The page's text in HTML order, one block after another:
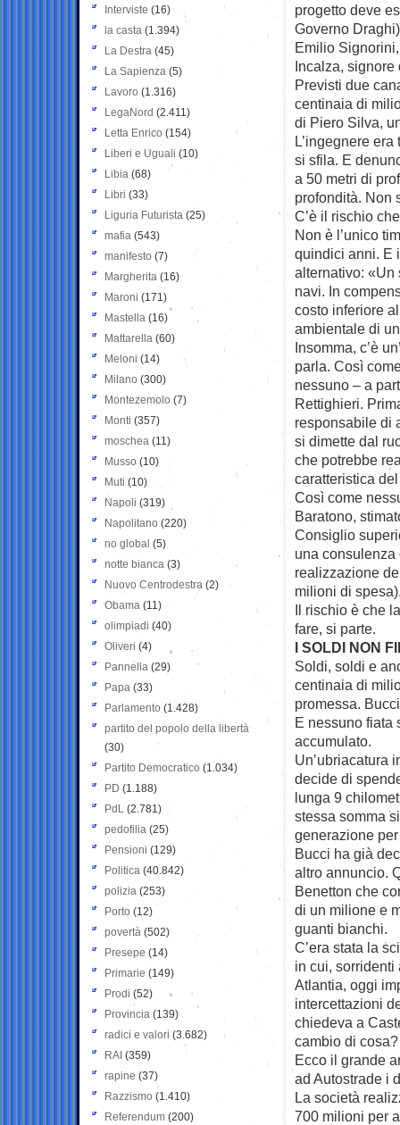
progetto deve
Governo
Emilio
Incalza, signore
Previsti due
centinaia di
di Piero Silva,
L’ingegnere
si sfila. E
a 50 metri di
profondità. Non
C’è il rischio
Non è l’unico
quindici anni. E
alternativo: «Un
navi. In
costo inferiore
ambientale di
Insomma, c’è
parla. Così
nessuno – a
Rettighieri.
responsabile di
si dimette dal
che potrebbe
caratteristica
Così come
Baratono,
Consiglio
una consulenza
realizzazione
milioni di
Il rischio è che
fare, si parte.
I SOLDI NON
Soldi, soldi e
centinaia di
promessa.
E nessuno fiata
accumulato.
Un’ubriacatura
decide di
lunga 9
stessa somma
generazione
Bucci ha già
altro annuncio.
Benetton che
di un milione e
guanti bianchi.
C’era stata la
in cui,
Atlantia, oggi
intercettazioni
chiedeva a
cambio di
Ecco il grande
ad Autostrade i
La società
700 milioni per
Interviste (16)
la casta (1.394)
La Destra (45)
La Sapienza (5)
Lavoro (1.316)
LegaNord (2.411)
Letta Enrico (154)
Liberi e Uguali (10)
Libia (68)
Libri (33)
Liguria Futurista (25)
mafia (543)
manifesto (7)
Margherita (16)
Maroni (171)
Mastella (16)
Mattarella (60)
Meloni (14)
Milano (300)
Montezemolo (7)
Monti (357)
moschea (11)
Musso (10)
Muti (10)
Napoli (319)
Napolitano (220)
no global (5)
notte bianca (3)
Nuovo Centrodestra (2)
Obama (11)
olimpiadi (40)
Oliveri (4)
Pannella (29)
Papa (33)
Parlamento (1.428)
partito del popolo della libertà
(30)
Partito Democratico (1.034)
PD (1.188)
PdL (2.781)
pedofilia (25)
Pensioni (129)
Politica (40.842)
polizia (253)
Porto (12)
povertà (502)
Presepe (14)
Primarie (149)
Prodi (52)
Provincia (139)
radici e valori (3.682)
RAI (359)
rapine (37)
Razzismo (1.410)
Referendum (200)